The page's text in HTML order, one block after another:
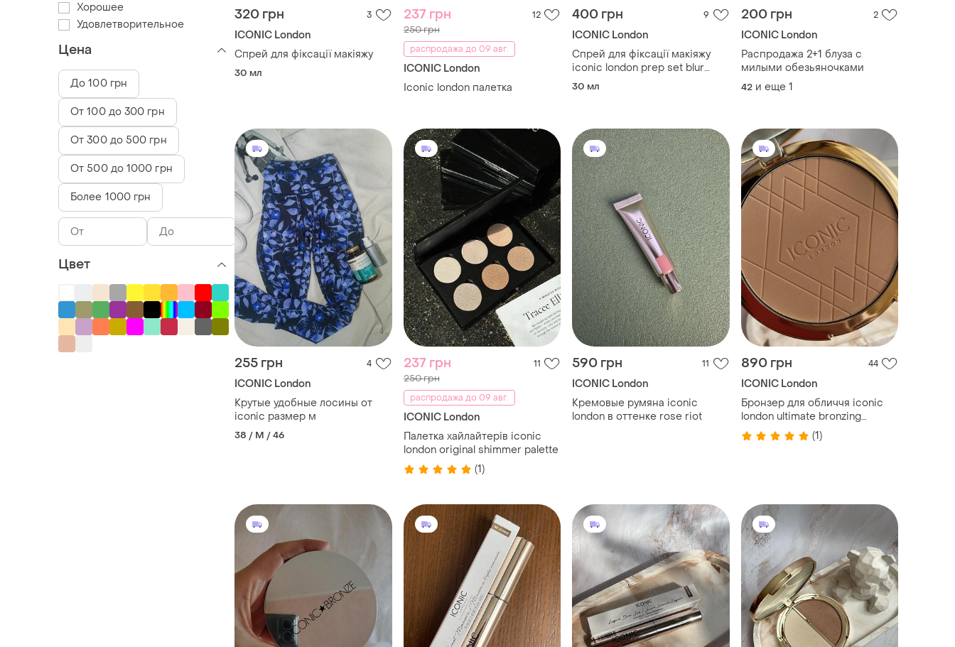
320 грн 3
ICONIC London
Спрей для фіксації макіяжу
30 мл
237 грн 12
250 грн
распродажа до 09 авг.
ICONIC London
Iconic london палетка
400 грн 9
ICONIC London
Спрей для фіксації макіяжу
iconic london prep set blur
setting spray
30 мл
200 грн 2
ICONIC London
Распродажа 2+1 блуза с
милыми обезьяночками
42 и еще 1
255 грн 4
ICONIC London
Крутые удобные лосины от
iconic размер м
38 / M / 46
237 грн 11
250 грн
распродажа до 09 авг.
ICONIC London
Палетка хайлайтерів iconic
london original shimmer palette
(1)
590 грн 11
ICONIC London
Кремовые румяна iconic
london в оттенке rose riot
890 грн 44
ICONIC London
Бронзер для обличчя iconic
london ultimate bronzing
powder
(1)
Хорошее
Удовлетворительное
Цена
До 100 грн
От 100 до 300 грн
От 300 до 500 грн
От 500 до 1000 грн
Более 1000 грн
Цвет